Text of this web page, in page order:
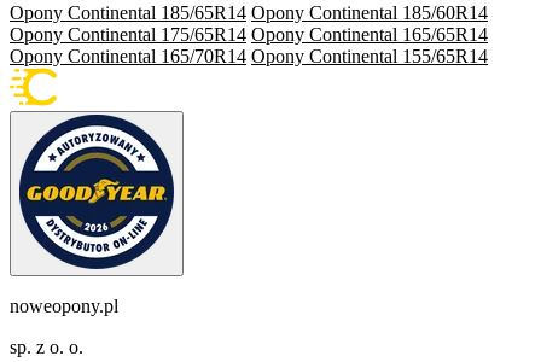
Opony Continental 185/65R14 Opony Continental 185/60R14
Opony Continental 175/65R14 Opony Continental 165/65R14
Opony Continental 165/70R14 Opony Continental 155/65R14
noweopony.pl
sp. z o. o.